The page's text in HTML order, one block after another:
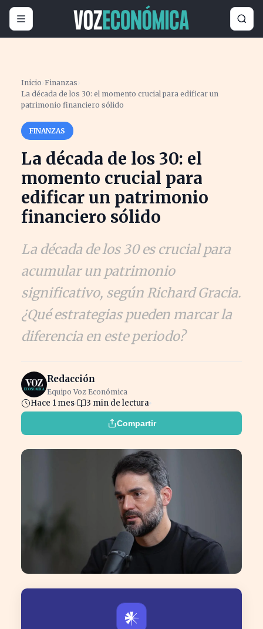
Inicio ›Finanzas ›
La década de los 30: el momento crucial para edificar un
patrimonio financiero sólido
FINANZAS
La década de los 30: el
momento crucial para
edificar un patrimonio
financiero sólido
La década de los 30 es crucial para
acumular un patrimonio
significativo, según Richard Gracia.
¿Qué estrategias pueden marcar la
diferencia en este periodo?
Redacción
Equipo Voz Económica
Hace 1 mes 3 min de lectura
Compartir
𒀭